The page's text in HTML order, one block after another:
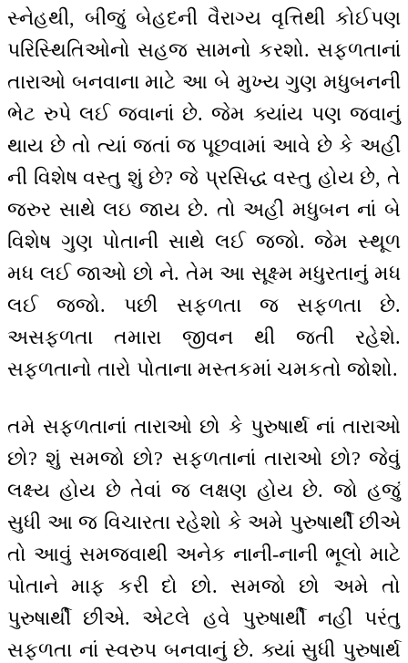
સ્નેહથી, બીજું બેહદની વૈરાગ્ય વૃત્તિથી કોઈપણ
પરિસ્થિતિઓનો સહજ સામનો કરશો. સફળતાનાં
તારાઓ બનવાના માટે આ બે મુખ્ય ગુણ મધુબનની
ભેટ રુપે લઈ જવાનાં છે. જેમ ક્યાંય પણ જવાનું
થાય છે તો ત્યાં જતાં જ પૂછવામાં આવે છે કે અહીં
ની વિશેષ વસ્તુ શું છે? જે પ્રસિદ્ધ વસ્તુ હોય છે, તે
જરુર સાથે લઇ જાય છે. તો અહીં મધુબન નાં બે
વિશેષ ગુણ પોતાની સાથે લઈ જજો. જેમ સ્થૂળ
મધ લઈ જાઓ છો ને. તેમ આ સૂક્ષ્મ મધુરતાનું મધ
લઈ જજો. પછી સફળતા જ સફળતા છે.
અસફળતા તમારા જીવન થી જતી રહેશે.
સફળતાનો તારો પોતાના મસ્તકમાં ચમકતો જોશો.
તમે સફળતાનાં તારાઓ છો કે પુરુષાર્થ નાં તારાઓ
છો? શું સમજો છો? સફળતાનાં તારાઓ છો? જેવું
લક્ષ્ય હોય છે તેવાં જ લક્ષણ હોય છે. જો હજું
સુધી આ જ વિચારતા રહેશો કે અમે પુરુષાર્થી છીએ
તો આવું સમજવાથી અનેક નાની-નાની ભૂલો માટે
પોતાને માફ કરી દો છો. સમજો છો અમે તો
પુરુષાર્થી છીએ. એટલે હવે પુરુષાર્થી નહીં પરંતુ
સફળતા નાં સ્વરુપ બનવાનું છે. ક્યાં સુધી પુરુષાર્થ